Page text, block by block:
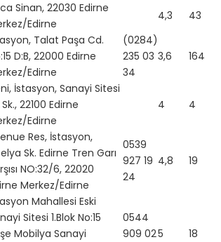
Sinan, 22030 Edirne
Edirne
4,3 43
Talat Paşa Cd.
D:B, 22000 Edirne
Edirne
(0284)
235 03
34
3,6 164
İstasyon, Sanayi Sitesi
Sk., 22100 Edirne
Edirne
4 4
Res, İstasyon,
Sk. Edirne Tren Garı
NO:32/6, 22020
Merkez/Edirne
0539
927 19
24
4,8 19
Mahallesi Eski
Sitesi 1.Blok No:15
Mobilya Sanayi
0544
909 025 18